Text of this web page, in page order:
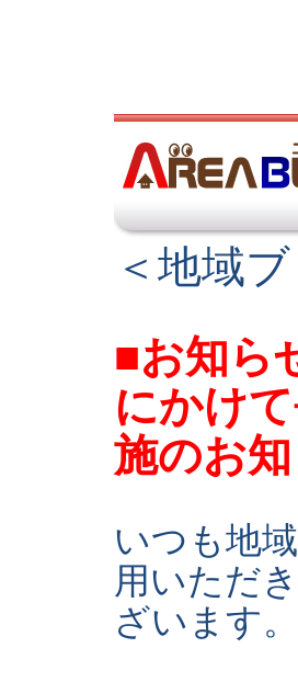
＜地域
■お知ら
にかけ
施のお
いつも地
用いただ
ざいます。